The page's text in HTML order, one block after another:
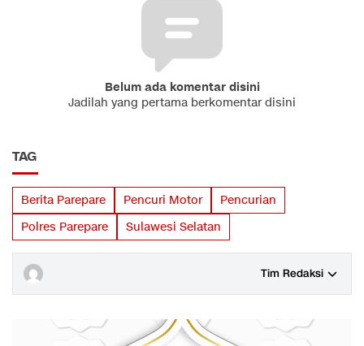
Belum ada komentar disini
Jadilah yang pertama berkomentar disini
TAG
Berita Parepare Pencuri Motor
Pencurian
Polres Parepare
Sulawesi Selatan
Tim Redaksi